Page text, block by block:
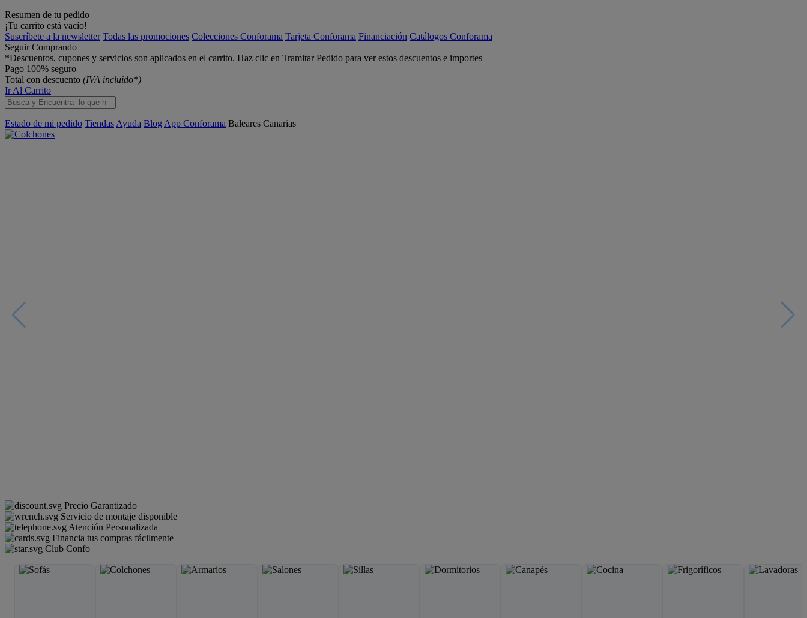
Resumen de tu pedido
¡Tu carrito está vacío!
Suscríbete a la newsletter Todas las promociones Colecciones Conforama Tarjeta Conforama Financiación Catálogos Conforama
Seguir Comprando
*Descuentos, cupones y servicios son aplicados en el carrito. Haz clic en Tramitar Pedido para ver estos descuentos e importes
Pago 100% seguro
Total con descuento (IVA incluido*)
Ir Al Carrito
Estado de mi pedido Tiendas Ayuda Blog App Conforama Baleares Canarias
Precio Garantizado
Servicio de montaje disponible
Atención Personalizada
Financia tus compras fácilmente
Club Confo